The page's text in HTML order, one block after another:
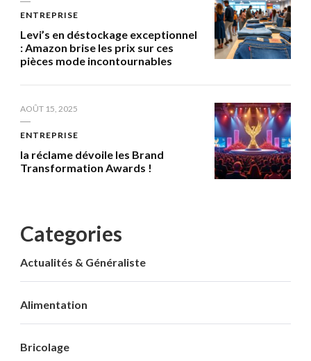
ENTREPRISE
Levi’s en déstockage exceptionnel
: Amazon brise les prix sur ces
pièces mode incontournables
AOÛT 15, 2025
ENTREPRISE
la réclame dévoile les Brand
Transformation Awards !
Categories
Actualités & Généraliste
Alimentation
Bricolage